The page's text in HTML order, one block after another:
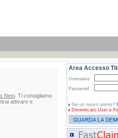
Nexi. Ti consigliamo
attivare e
Area Accesso
Username
Password
Sei un nuovo utente?
Dimenticato User e